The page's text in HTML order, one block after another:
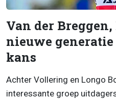
Van der Breggen,
nieuwe
kans
Achter Vollering en Longo
interessante groep